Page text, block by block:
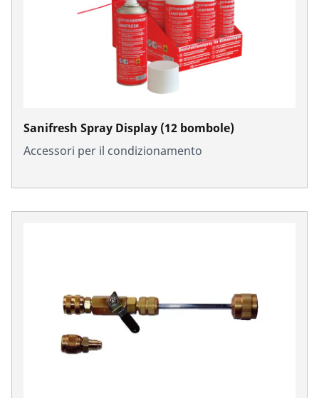
Sanifresh Spray Display (12 bombole)
Accessori per il condizionamento